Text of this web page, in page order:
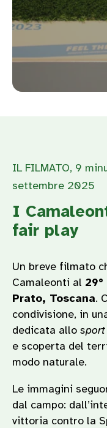
IL FILMATO, 9
settembre 2025
I
fair play
Un breve filmato
Camaleonti al
Prato, Toscana.
condivisione, in
dedicata allo
e scoperta del
modo naturale.
Le immagini
dal campo:
vittoria contro la